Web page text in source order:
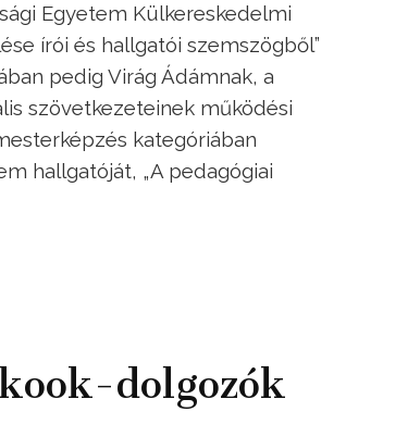
Egyetem Külkereskedelmi
írói és hallgatói szemszögből”
pedig Virág Ádámnak, a
szövetkezeteinek működési
kategóriában
hallgatóját, „A pedagógiai
dolgozók